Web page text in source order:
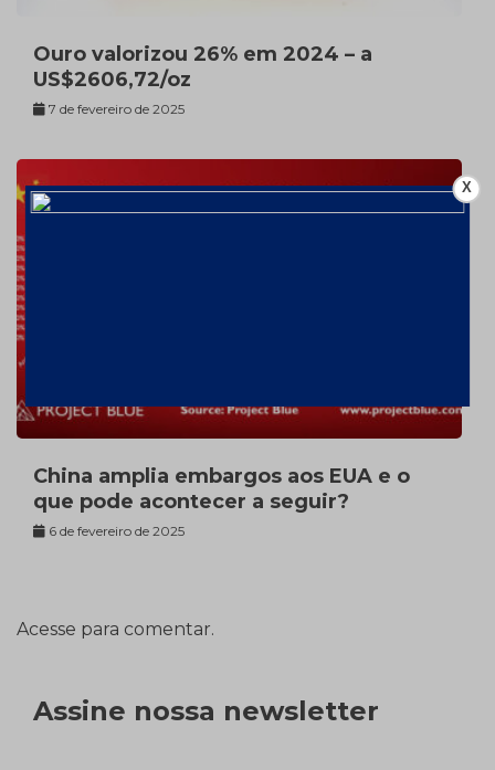
Ouro valorizou 26% em 2024 – a
US$2606,72/oz
7 de fevereiro de 2025
China amplia embargos aos EUA e o
que pode acontecer a seguir?
6 de fevereiro de 2025
Acesse para comentar.
Assine nossa newsletter
X